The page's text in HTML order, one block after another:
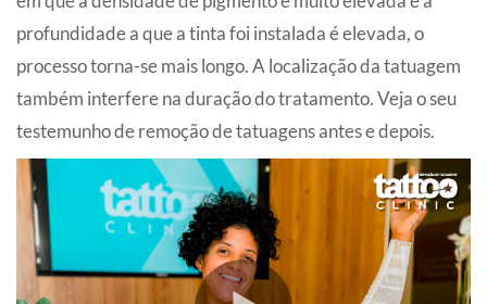
profundidade a que a tinta foi instalada é elevada, o
processo torna-se mais longo. A localização da tatuagem
também interfere na duração do tratamento. Veja o seu
testemunho de remoção de tatuagens antes e depois.